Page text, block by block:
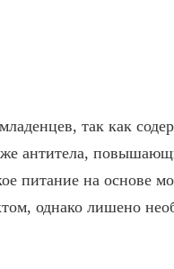
так как
антитела,
питание на основе
однако лишено